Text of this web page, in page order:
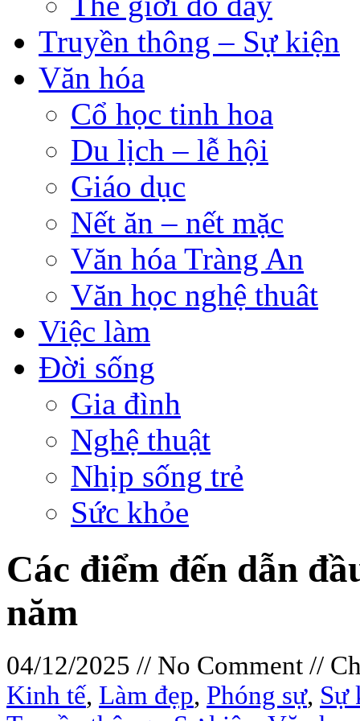
Truyền thông – Sự kiện
Văn hóa
Cổ học tinh hoa
Du lịch – lễ hội
Giáo dục
Nết ăn – nết mặc
Văn hóa Tràng An
Văn học nghệ thuât
Việc làm
Đời sống
Gia đình
Nghệ thuật
Nhịp sống trẻ
Sức khỏe
Các điểm đến dẫn
năm
04/12/2025 // No Comment //
Kinh tế, Làm đẹp, Phóng sự, Sự